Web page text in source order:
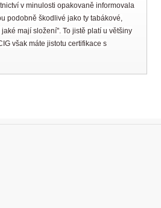
v minulosti opakovaně informovala
podobně škodlivé jako ty tabákové,
mají složení". To jistě platí u většiny
však máte jistotu certifikace s